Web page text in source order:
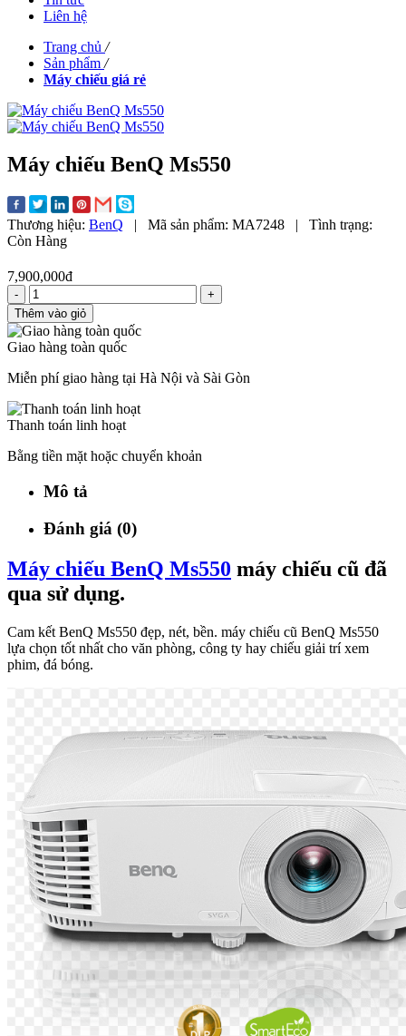
Liên hệ
Trang chủ /
Sản phẩm /
Máy chiếu giá rẻ
Máy chiếu BenQ Ms550
Thương hiệu: BenQ | Mã sản phẩm: MA7248 |
Tình trạng:
Còn Hàng
7,900,000đ
-
+
Thêm vào giỏ
Giao hàng toàn quốc
Miễn phí giao hàng tại Hà Nội và Sài Gòn
Thanh toán linh hoạt
Bằng tiền mặt hoặc chuyển khoản
Mô tả
Đánh giá (0)
Máy chiếu BenQ Ms550 máy chiếu cũ đã
qua sử dụng.
Cam kết BenQ Ms550 đẹp, nét, bền. máy chiếu cũ BenQ Ms550
lựa chọn tốt nhất cho văn phòng, công ty hay chiếu giải trí xem
phim, đá bóng.